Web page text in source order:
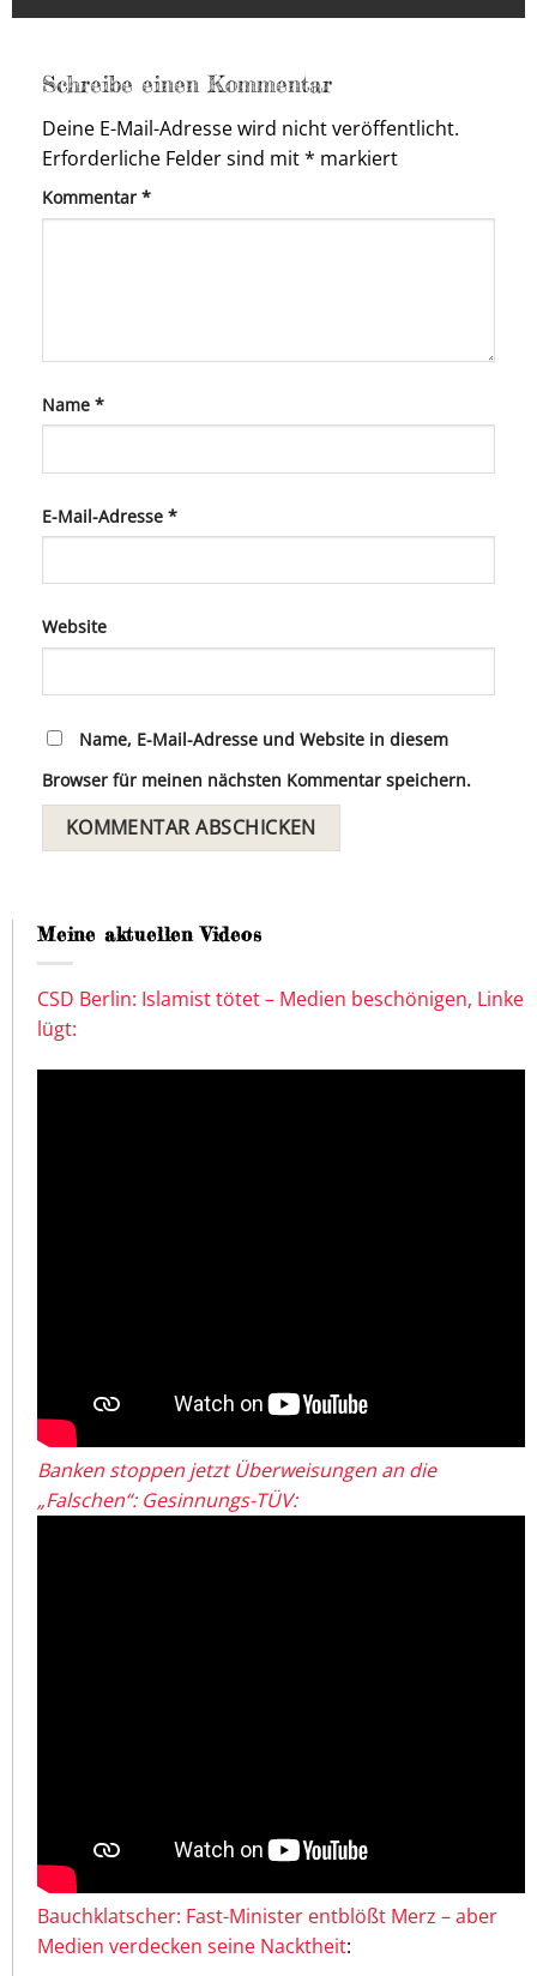
Schreibe einen Kommentar
Deine E-Mail-Adresse wird nicht veröffentlicht.
Erforderliche Felder sind mit* markiert
Kommentar *
Name *
E-Mail-Adresse *
Website
Name, E-Mail-Adresse und Website in diesem
Browser für meinen nächsten Kommentar speichern.
Meine aktuellen Videos
CSD Berlin: Islamist tötet – Medien beschönigen, Linke
lügt:
Banken stoppen jetzt Überweisungen an die
„Falschen“: Gesinnungs-TÜV:
Bauchklatscher: Fast-Minister entblößt Merz – aber
Medien verdecken seine Nacktheit: